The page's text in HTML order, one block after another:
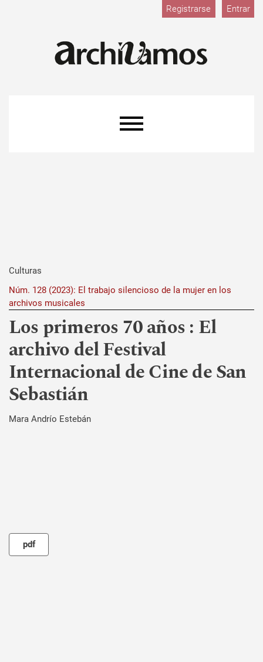
Registrarse Entrar
Culturas
Núm. 128 (2023): El trabajo silencioso de la mujer en los
archivos musicales
Los primeros 70 años : El
archivo del Festival
Internacional de Cine de San
Sebastián
Mara Andrío Estebán
pdf